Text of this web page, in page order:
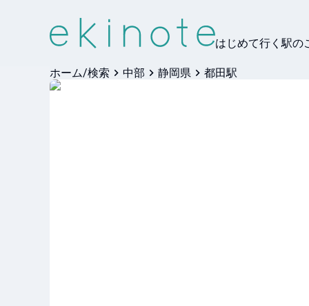
はじめて行く駅の
ホーム/検索 中部 静岡県 都田駅